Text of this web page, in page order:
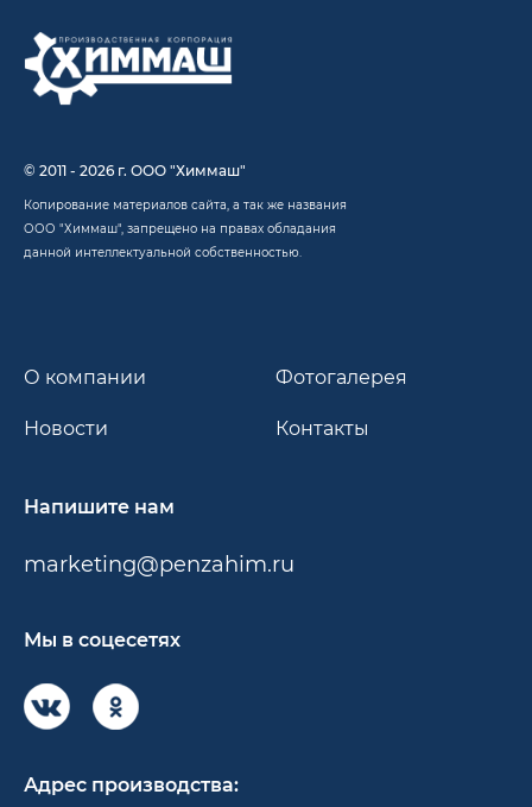
© 2011 - 2026 г. ООО "Химмаш"
Копирование материалов сайта, а так же названия
ООО "Химмаш", запрещено на правах обладания
данной интеллектуальной собственностью.
О компании
Новости
Фотогалерея
Контакты
Напишите нам
marketing@penzahim.ru
Мы в соцесетях
Адрес производства: